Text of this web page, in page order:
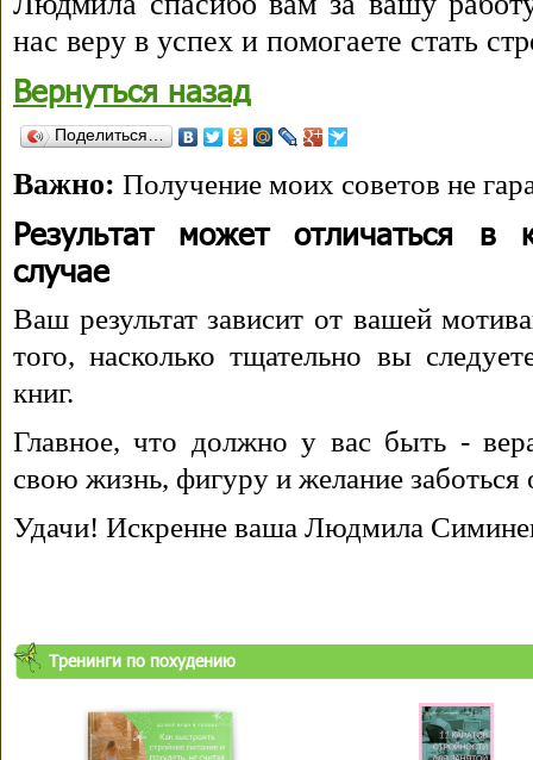
нас веру в успех и помогаете стать
Вернуться назад
Поделиться…
Важно: Получение моих советов не
Результат может отличаться в
случае
Ваш результат зависит от вашей
того, насколько тщательно вы
книг.
Главное, что должно у вас быть -
свою жизнь, фигуру и желание заботься
Удачи! Искренне ваша Людмила
Тренинги по похудению